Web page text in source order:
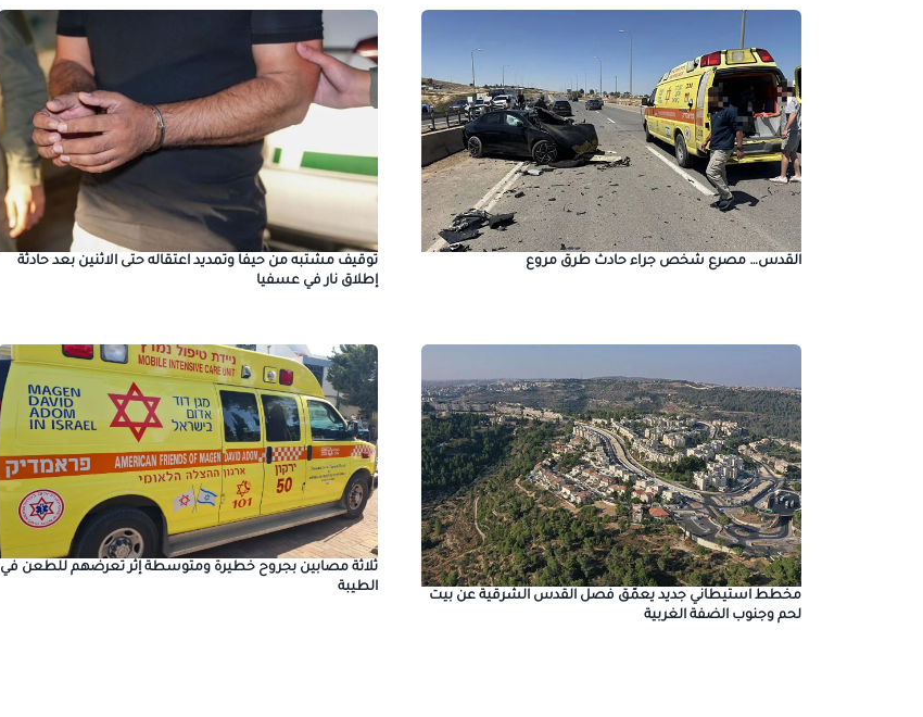
القدس… مصرع شخص جراء حادث طرق مروع
توقيف مشتبه من حيفا وتمديد اعتقاله حتى الاثنين بعد حادثة
إطلاق نار في عسفيا
مخطط استيطاني جديد يعمّق فصل القدس الشرقية عن بيت
لحم وجنوب الضفة الغربية
ثلاثة مصابين بجروح خطيرة ومتوسطة إثر تعرضهم للطعن في
الطيبة